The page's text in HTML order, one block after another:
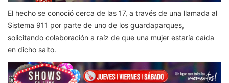
El hecho se conoció cerca de las 17, a través de una llamada al
Sistema 911 por parte de uno de los guardaparques,
solicitando colaboración a raíz de que una mujer estaría caída
en dicho salto.